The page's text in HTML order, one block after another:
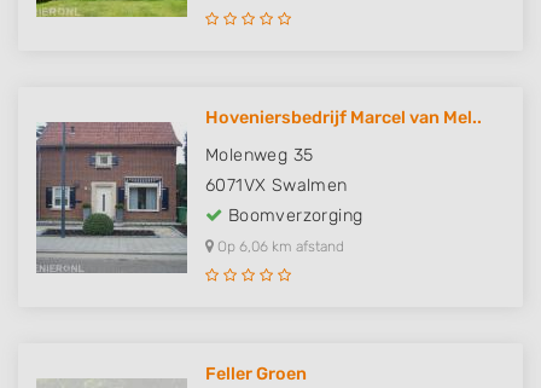
Hoveniersbedrijf Marcel van Mel..
Molenweg 35
6071VX Swalmen
Boomverzorging
Op 6,06 km afstand
Feller Groen